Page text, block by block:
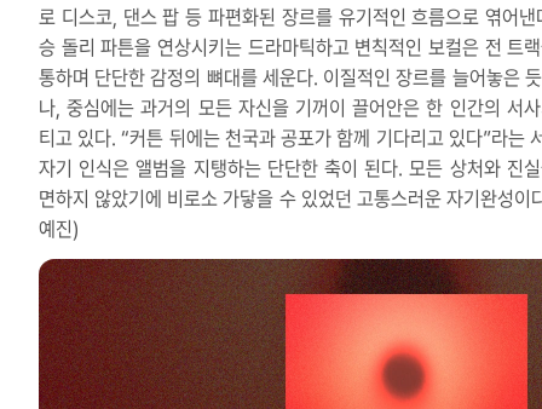
로 디스코, 댄스 팝 등 파편화된 장르를 유기적인 흐름으로 엮어낸
승 돌리 파튼을 연상시키는 드라마틱하고 변칙적인 보컬은 전 트
통하며 단단한 감정의 뼈대를 세운다. 이질적인 장르를 늘어놓은
나, 중심에는 과거의 모든 자신을 기꺼이 끌어안은 한 인간의 서
티고 있다. “커튼 뒤에는 천국과 공포가 함께 기다리고 있다”라는
자기 인식은 앨범을 지탱하는 단단한 축이 된다. 모든 상처와 진
면하지 않았기에 비로소 가닿을 수 있었던 고통스러운 자기완성이
예진)